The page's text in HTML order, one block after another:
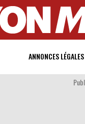
ANNONCES LÉGALES